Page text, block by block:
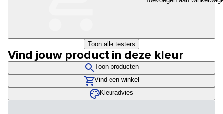
Toon alle testers
Vind jouw product in deze kleur
Toon producten
Vind een winkel
Kleuradvies